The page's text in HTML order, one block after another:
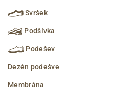
Svršek
Podšívka
Podešev
Dezén podešve
Membrána